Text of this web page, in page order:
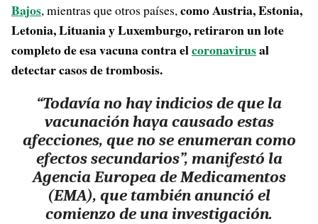
Bajos, mientras que otros países,como Austria, Estonia,
Letonia, Lituania y Luxemburgo, retiraron un lote
completo de esa vacuna contra elcoronavirusal
detectar casos de trombosis.
“Todavía no hay indicios de que la
vacunación haya causado estas
afecciones, que no se enumeran como
efectos secundarios”, manifestó la
Agencia Europea de Medicamentos
(EMA), que también anunció el
comienzo de una investigación.